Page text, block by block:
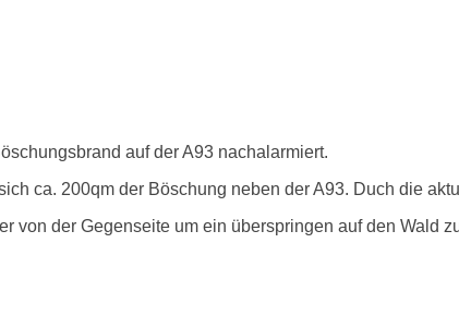
auf der A93 nachalarmiert.
ca. 200qm der Böschung neben der A93. Duch die
von der Gegenseite um ein überspringen auf den Wald